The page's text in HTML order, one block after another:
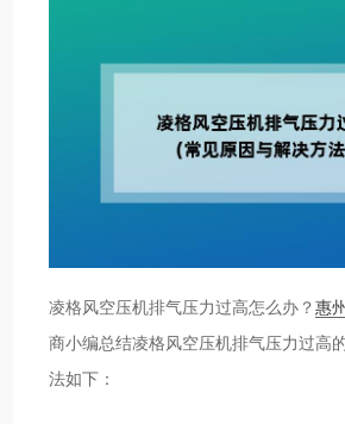
凌格风空压机排气压力过高怎么办？惠
商小编总结凌格风空压机排气压力过高
法如下：